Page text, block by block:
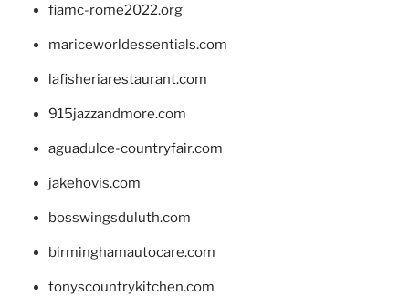
fiamc-rome2022.org
mariceworldessentials.com
lafisheriarestaurant.com
915jazzandmore.com
aguadulce-countryfair.com
jakehovis.com
bosswingsduluth.com
birminghamautocare.com
tonyscountrykitchen.com